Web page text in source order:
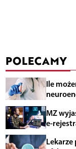
POLECAMY
Ile
MZ
e-
Lekarze